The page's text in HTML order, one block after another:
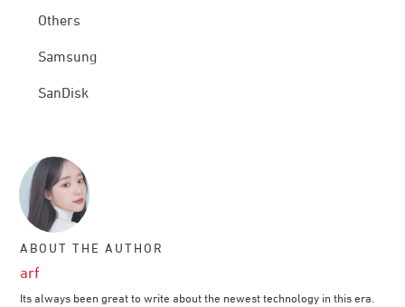
Others
Samsung
SanDisk
ABOUT THE AUTHOR
arf
Its always been great to write about the newest technology in this era.